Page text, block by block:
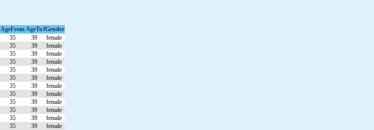
AgeFromAgeTofGender
35 39
female
35 39
female
35 39
female
35 39
female
35 39
female
35 39
female
35 39
female
35 39
female
35 39
female
35 39
female
35 39
female
35 39
female